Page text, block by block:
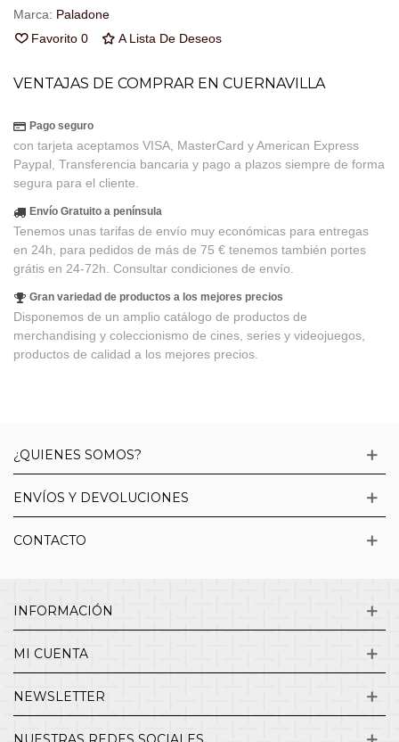
Marca: Paladone
Favorito 0 A Lista De Deseos
VENTAJAS DE COMPRAR EN CUERNAVILLA
Pago seguro
con tarjeta aceptamos VISA, MasterCard y American Express
Paypal, Transferencia bancaria y pago a plazos siempre de forma
segura para el cliente.
Envío Gratuito a península
Tenemos unas tarifas de envío muy económicas para entregas
en 24h, para pedidos de más de 75 € tenemos también portes
grátis en 24-72h. Consultar condiciones de envío.
Gran variedad de productos a los mejores precios
Disponemos de un amplio catálogo de productos de
merchandising y coleccionismo de cines, series y videojuegos,
productos de calidad a los mejores precios.
¿QUIENES SOMOS?
ENVÍOS Y DEVOLUCIONES
CONTACTO
INFORMACIÓN
MI CUENTA
NEWSLETTER